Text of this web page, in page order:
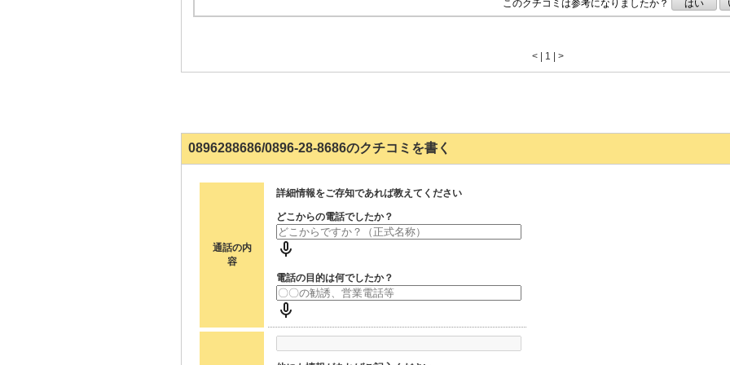
このクチコミは参考になりましたか？ はい
<| 1 | >
0896288686/0896-28-8686のクチコミを書く
通話の内
容
詳細情報をご存知であれば教えてください
どこからの電話でしたか？
電話の目的は何でしたか？